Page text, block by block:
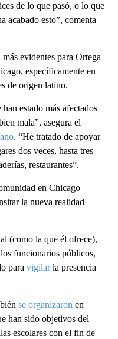
de lo que pasó, o lo que
acabado esto”, comenta
evidentes para Ortega
específicamente en
de origen latino.
estado más afectados
mala”, asegura el
. “He tratado de apoyar
dos veces, hasta tres
restaurantes”.
en Chicago
la nueva realidad
(como la que él ofrece),
funcionarios públicos,
para vigilarla presencia
se organizaron en
han sido objetivos del
escolares con el fin de